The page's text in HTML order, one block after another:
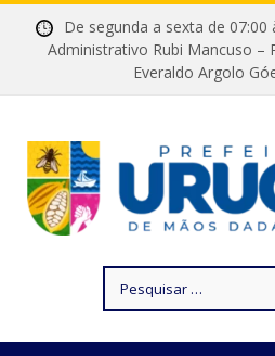
De segunda a sexta de
Administrativo Rubi Mancuso –
Everaldo Argolo
por: